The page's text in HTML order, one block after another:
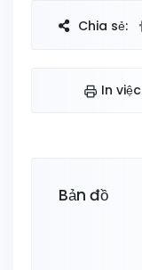
Chia sẻ:
In việc
Bản đồ